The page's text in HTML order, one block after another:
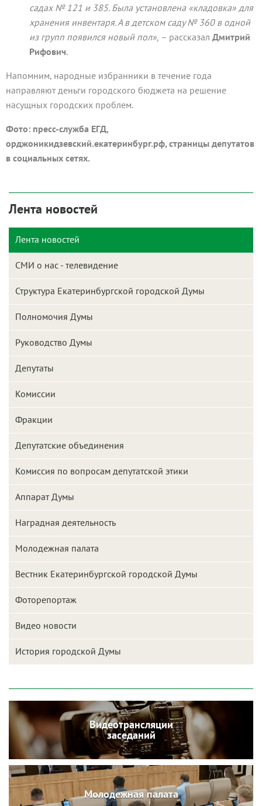
садах № 121 и 385. Была установлена «кладовка» для
хранения инвентаря. А в детском саду № 360 в одной
из групп появился новый пол», – рассказал Дмитрий
Рифович.
Напомним, народные избранники в течение года
направляют деньги городского бюджета на решение
насущных городских проблем.
Фото: пресс-служба ЕГД,
орджоникидзевский.екатеринбург.рф, страницы депутатов
в социальных сетях.
Лента новостей
Лента новостей
СМИ о нас - телевидение
Структура Екатеринбургской городской Думы
Полномочия Думы
Руководство Думы
Депутаты
Комиссии
Фракции
Депутатские объединения
Комиссия по вопросам депутатской этики
Аппарат Думы
Наградная деятельность
Молодежная палата
Вестник Екатеринбургской городской Думы
Фоторепортаж
Видео новости
История городской Думы
Видеотрансляции
заседаний
Молодежная палата